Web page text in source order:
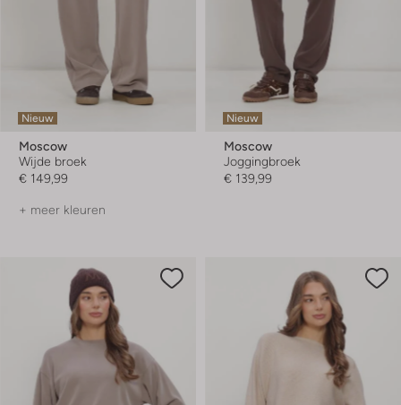
Nieuw
Moscow
Wijde broek
€ 149,99
+ meer kleuren
Nieuw
Moscow
Joggingbroek
€ 139,99